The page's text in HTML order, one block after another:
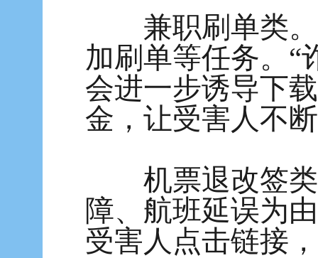
兼职刷单类。
加刷单等任务。“
会进一步诱导下
金，让受害人不
机票退改签类
障、航班延误为
受害人点击链接